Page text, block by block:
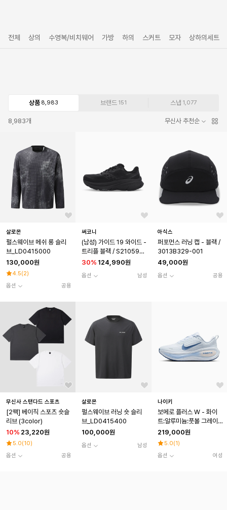
전체 상의 수영복/비치웨어 가방 하의 스커트 모자 상하의세트
상품 8,983 브랜드 151 스냅 1,077
8,983개 무신사 추천순
살로몬
펄스웨이브 메쉬 롱 슬리
브_LD0415000
130,000원
4.5(2)
옵션
공용
써코니
(남성) 가이드 19 와이드 -
트리플 블랙 / S21059-1
01
30% 124,990원
옵션 남성
아식스
퍼포먼스 러닝 캡 - 블랙 /
3013B329-001
49,000원
옵션 공용
무신사 스탠다드 스포츠
[2팩] 베이직 스포츠 숏슬
리브 (3color)
10% 23,220원
5.0(10)
옵션
공용
살로몬
펄스웨이브 러닝 숏 슬리
브_LD0415400
100,000원
옵션 남성
나이키
보메로 플러스 W - 화이
트:알루미늄:풋볼 그레이:
미스틱 네이비 / HV8154
-108
219,000원
5.0(1 )
옵션
여성